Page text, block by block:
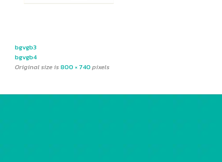
bgvgb3
bgvgb4
Original size is800 × 740 pixels